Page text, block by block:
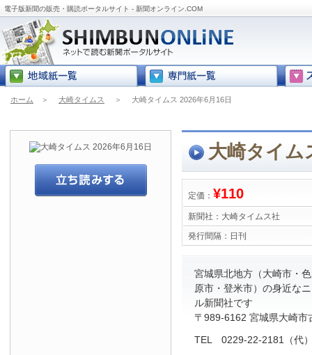
電子版新聞の販売・購読ポータルサイト - 新聞オンライン.COM
ホーム ＞ 大崎タイムス ＞ 大崎タイムス 2026年6月16日
大崎タイム
定価： ¥110
新聞社： 大崎タイムス社
発行間隔： 日刊
宮城県北地方（大崎市・
原市・登米市）の身近な
ル新聞社です
〒989-6162 宮城県大崎
TEL 0229-22-2181（代